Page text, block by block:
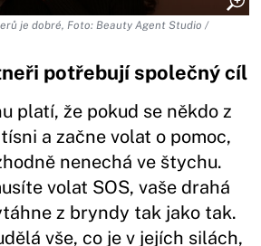
je dobré, Foto: Beauty Agent Studio /
potřebují společný cíl
platí, že pokud se někdo z
a začne volat o pomoc,
nenechá ve štychu.
volat SOS, vaše drahá
z bryndy tak jako tak.
vše, co je v jejích silách,